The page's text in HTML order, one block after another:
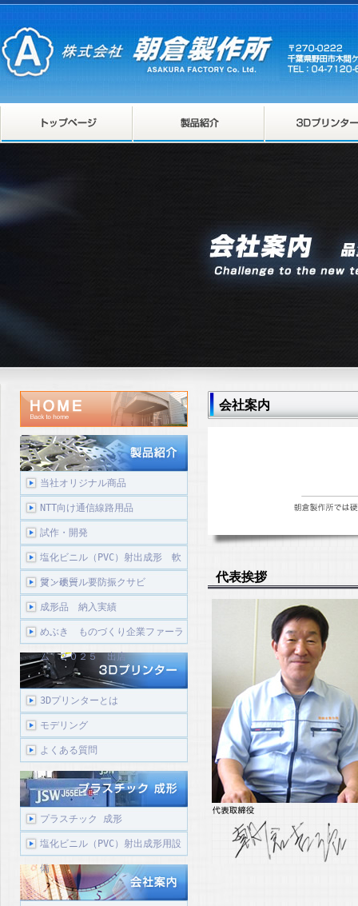
当社オリジナル商品
NTT向け通信線路用品
試作・開発
塩化ビニル（PVC）射出成形 軟
質・硬質
マンホール要防振クサビ
成形品 納入実績
めぶき ものづくり企業ファーラ
ム ２０２５ 出店
3Dプリンターとは
モデリング
よくある質問
プラスチック 成形
塩化ビニル（PVC）射出成形用設
備
会社案内
代表挨拶